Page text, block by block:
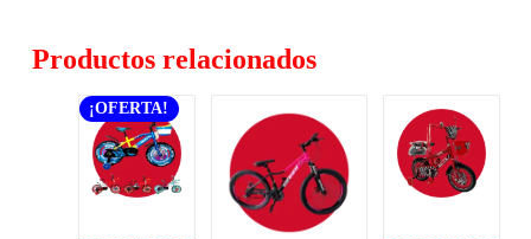
Productos relacionados
¡OFERTA!